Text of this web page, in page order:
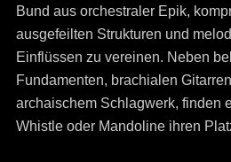
Bund aus orchestraler Epik,
ausgefeilten Strukturen und
Einflüssen zu vereinen. Neben
Fundamenten, brachialen
archaischem Schlagwerk, finden
Whistle oder Mandoline ihren